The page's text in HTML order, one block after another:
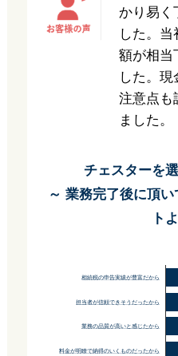
かり易く
した。
額が相当
した。
注意点も
ました。
チェスターを
～ 業務完了後に頂
ト
相続税の申告実績が豊富だから
担当者が信頼できそうだったから
業務の品質が高いと感じたから
料金が明瞭で納得のいくものだったから